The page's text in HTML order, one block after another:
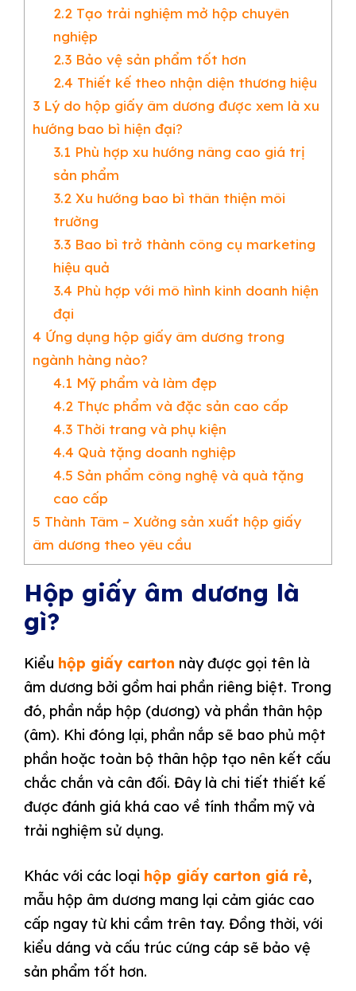
2.2Tạo trải nghiệm mở hộp chuyên
nghiệp
2.3Bảo vệ sản phẩm tốt hơn
2.4 Thiết kế theo nhận diện thương hiệu
3 Lý do hộp giấy âm dương được xem là xu
hướng bao bì hiện đại?
3.1 Phù hợp xu hướng nâng cao giá trị
sản phẩm
3.2Xu hướng bao bì thân thiện môi
trường
3.3Bao bì trở thành công cụ marketing
hiệu quả
3.4 Phù hợp với mô hình kinh doanh hiện
đại
4 Ứng dụng hộp giấy âm dương trong
ngành hàng nào?
4.1 Mỹ phẩm và làm đẹp
4.2Thực phẩm và đặc sản cao cấp
4.3Thời trang và phụ kiện
4.4 Quà tặng doanh nghiệp
4.5 Sản phẩm công nghệ và quà tặng
cao cấp
5 Thành Tâm – Xưởng sản xuất hộp giấy
âm dương theo yêu cầu
Hộp giấy âm dương là
gì?
Kiểu hộp giấy carton này được gọi tên là
âm dương bởi gồm hai phần riêng biệt. Trong
đó, phần nắp hộp (dương) và phần thân hộp
(âm). Khi đóng lại, phần nắp sẽ bao phủ một
phần hoặc toàn bộ thân hộp tạo nên kết cấu
chắc chắn và cân đối. Đây là chi tiết thiết kế
được đánh giá khá cao về tính thẩm mỹ và
trải nghiệm sử dụng.
Khác với các loại hộp giấy carton giá rẻ,
mẫu hộp âm dương mang lại cảm giác cao
cấp ngay từ khi cầm trên tay. Đồng thời, với
kiểu dáng và cấu trúc cứng cáp sẽ bảo vệ
sản phẩm tốt hơn.